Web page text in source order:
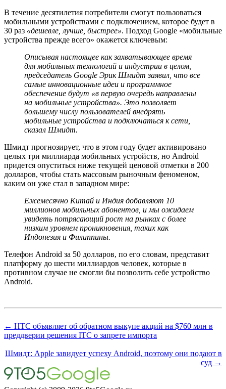
В течение десятилетия потребители смогут пользоваться
мобильными устройствами с подключением, которое будет в
30 раз «дешевле, лучше, быстрее». Подход Google «мобильные
устройства прежде всего» окажется ключевым:
Описывая настоящее как захватывающее время
для мобильных технологий и индустрии в целом,
председатель Google Эрик Шмидт заявил, что все
самые инновационные идеи и программное
обеспечение будут «в первую очередь направлены
на мобильные устройства». Это позволяет
большему числу пользователей внедрять
мобильные устройства и подключаться к сети,
сказал Шмидт.
Шмидт прогнозирует, что в этом году будет активировано
целых три миллиарда мобильных устройств, но Android
придется опуститься ниже текущей ценовой отметки в 200
долларов, чтобы стать массовым рыночным феноменом,
каким он уже стал в западном мире:
Ежемесячно Китай и Индия добавляют 10
миллионов мобильных абонентов, и мы ожидаем
увидеть потрясающий рост на рынках с более
низким уровнем проникновения, таких как
Индонезия и Филиппины.
Телефон Android за 50 долларов, по его словам, представит
платформу до шести миллиардов человек, которые в
противном случае не смогли бы позволить себе устройство
Android.
← HTC объявляет об обратном выкупе акций на $760 млн в
преддверии решения ITC о запрете импорта
Шмидт: Apple завидует успеху Android, поэтому они подают в
суд →